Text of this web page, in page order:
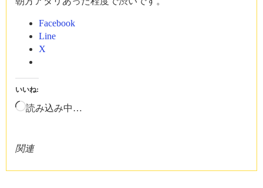
Facebook
Line
X
いいね:
読み込み中…
関連